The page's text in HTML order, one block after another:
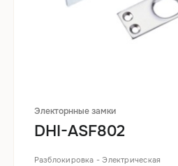
Электорнные замки
DHI-ASF802
Разблокировка - Электрическая